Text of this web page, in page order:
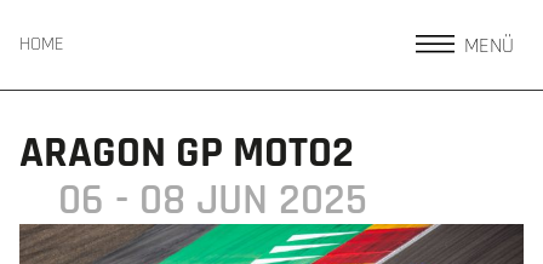
HOME MENÜ
ARAGON GP MOTO2
06 - 08 JUN 2025